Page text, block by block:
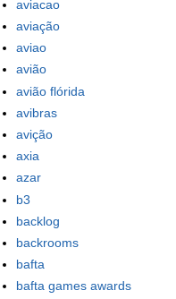
aviacao
aviação
aviao
avião
avião flórida
avibras
avição
axia
azar
b3
backlog
backrooms
bafta
bafta games awards